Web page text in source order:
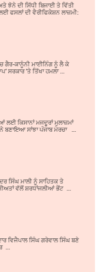
ਝੋਨੇ ਦੀ ਸਿੱਧੀ ਬਿਜਾਈ ਤੇ ਵਿੱਤੀ
ਫਸਲਾਂ ਦੀ ਵੈਰੀਫਿਕੇਸ਼ਨ ਲਾਜ਼ਮੀ:
ਗੈਰ-ਕਾਨੂੰਨੀ ਮਾਈਨਿੰਗ ਨੂੰ ਲੈ ਕੇ
ਸਰਕਾਰ ’ਤੇ ਤਿੱਖਾ ਹਮਲਾ ...
ਲਈ ਕਿਸਾਨਾਂ ਮਜਦੂਰਾਂ ਮੁਲਾਜ਼ਮਾਂ
ਬਣਾਇਆ ਸਾਂਝਾ ਪੰਜਾਬ ਮੋਰਚਾ ...
ਸਿੰਘ ਮਾਲੀ ਨੂੰ ਸਾਹਿਤਕ ਤੇ
ਵੱਲੋਂ ਸ਼ਰਧਾਂਜਲੀਆਂ ਭੇਂਟ ...
ਵਿਜੈਪਾਲ ਸਿੰਘ ਗਰੇਵਾਲ ਸਿੰਘ ਬਣੇ